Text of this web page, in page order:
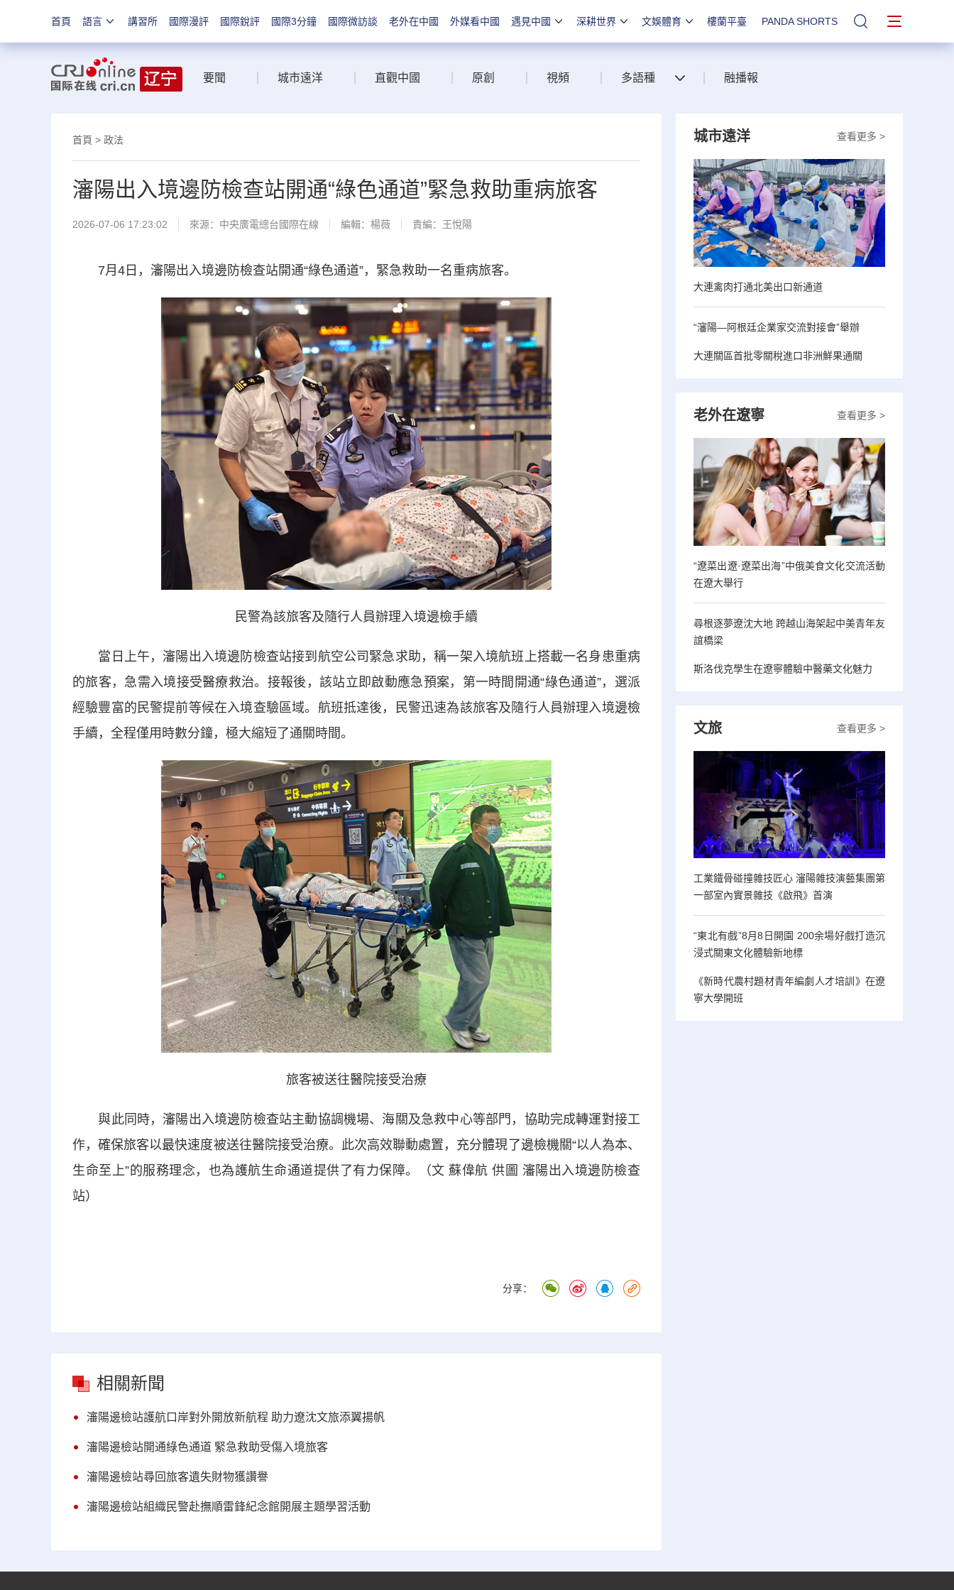
首頁 語言 講習所 國際漫評 國際銳評 國際3分鐘 國際微訪談 老外在中國 外媒看中國 遇見中國 深耕世界 文娛體育 樓蘭平臺 PANDA SHORTS 站內搜索
要聞 城市遠洋 直觀中國 原創 視頻 多語種 融播報
首頁 > 政法
瀋陽出入境邊防檢查站開通“綠色通道”緊急救助重病旅客
2026-07-06 17:23:02 來源：中央廣電總台國際在線 編輯：楊薇 責編：王悅陽
7月4日，瀋陽出入境邊防檢查站開通“綠色通道”，緊急救助一名重病旅客。
民警為該旅客及隨行人員辦理入境邊檢手續
當日上午，瀋陽出入境邊防檢查站接到航空公司緊急求助，稱一架入境航班上搭載一名身患重病
的旅客，急需入境接受醫療救治。接報後，該站立即啟動應急預案，第一時間開通“綠色通道”，選派
經驗豐富的民警提前等候在入境查驗區域。航班抵達後，民警迅速為該旅客及隨行人員辦理入境邊檢
手續，全程僅用時數分鐘，極大縮短了通關時間。
旅客被送往醫院接受治療
與此同時，瀋陽出入境邊防檢查站主動協調機場、海關及急救中心等部門，協助完成轉運對接工
作，確保旅客以最快速度被送往醫院接受治療。此次高效聯動處置，充分體現了邊檢機關“以人為本、
生命至上”的服務理念，也為護航生命通道提供了有力保障。（文 蘇偉航 供圖 瀋陽出入境邊防檢查
站）
分享：
相關新聞
瀋陽邊檢站護航口岸對外開放新航程 助力遼沈文旅添翼揚帆
瀋陽邊檢站開通綠色通道 緊急救助受傷入境旅客
瀋陽邊檢站尋回旅客遺失財物獲讚譽
瀋陽邊檢站組織民警赴撫順雷鋒紀念館開展主題學習活動
查看更多 >
城市遠洋
大連禽肉打通北美出口新通道
“瀋陽—阿根廷企業家交流對接會”舉辦
大連關區首批零關稅進口非洲鮮果通關
查看更多 >
老外在遼寧
“遼菜出遼·遼菜出海”中俄美食文化交流活動
在遼大舉行
尋根逐夢遼沈大地 跨越山海架起中美青年友
誼橋梁
斯洛伐克學生在遼寧體驗中醫藥文化魅力
查看更多 >
文旅
工業鐵骨碰撞雜技匠心 瀋陽雜技演藝集團第
一部室內實景雜技《啟飛》首演
“東北有戲”8月8日開園 200余場好戲打造沉
浸式關東文化體驗新地標
《新時代農村題材青年編劇人才培訓》在遼
寧大學開班